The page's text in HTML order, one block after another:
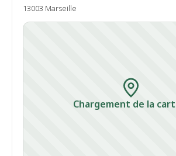
13003 Marseille
Chargement de la